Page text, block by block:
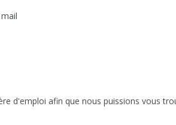
d'emploi afin que nous puissions vous